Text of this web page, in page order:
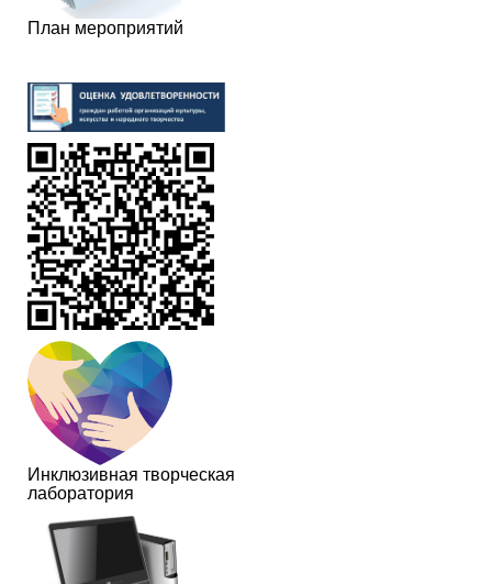
План мероприятий
Инклюзивная творческая
лаборатория